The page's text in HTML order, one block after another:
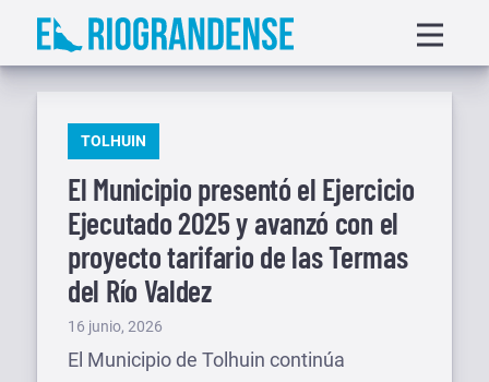
Saltar
menu
PUBLICADO
TOLHUIN
El Municipio presentó el Ejercicio
Ejecutado 2025 y avanzó con el
proyecto tarifario de las Termas
del Río Valdez
Publicado
el
16 junio, 2026
El Municipio de Tolhuin continúa